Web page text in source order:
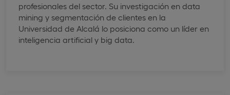
profesionales del sector. Su investigación en data
mining y segmentación de clientes en la
Universidad de Alcalá lo posiciona como un líder en
inteligencia artificial y big data.